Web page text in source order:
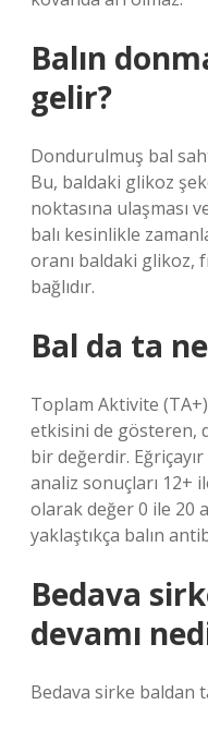
Balın
gelir?
Dondurulmuş bal
Bu, baldaki glikoz
noktasına ulaşması
balı kesinlikle
oranı baldaki glikoz,
bağlıdır.
Bal da ta
Toplam Aktivite
etkisini de gösteren,
bir değerdir.
analiz sonuçları 12+
olarak değer 0 ile 20
yaklaştıkça balın
Bedava
devamı
Bedava sirke baldan